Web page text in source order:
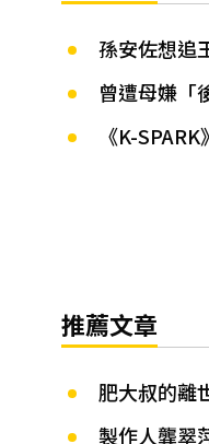
孫安佐想追
曾遭母嫌「
《K-
推薦文章
肥大叔的離
製作人龔翠